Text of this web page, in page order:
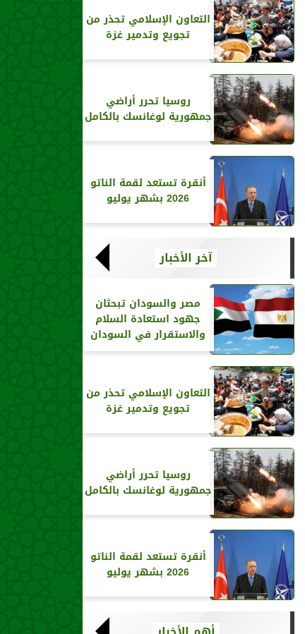
التعاون الإسلامي تحذر من
تجويع وتدمير غزة
روسيا تحرر أراضي
جمهورية لوغانسك بالكامل
أنقرة تستعد لقمة الناتو
2026 بشهر يوليو
آخر الأخبار
مصر والسودان تبحثان
جهود استعادة السلام
والاستقرار في السودان
التعاون الإسلامي تحذر من
تجويع وتدمير غزة
روسيا تحرر أراضي
جمهورية لوغانسك بالكامل
أنقرة تستعد لقمة الناتو
2026 بشهر يوليو